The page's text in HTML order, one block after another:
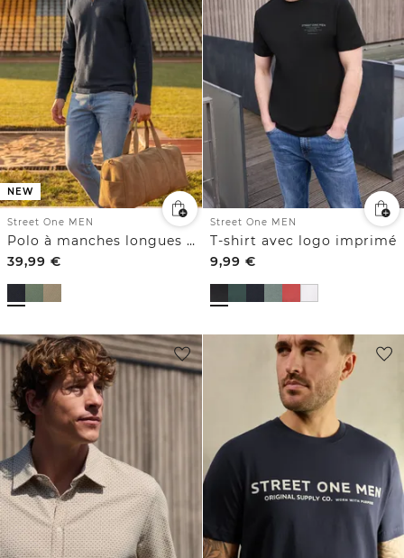
NEW
Street One MEN
Polo à manches longues avec fermeture éclair
39,99 €
Street One MEN
T-shirt avec logo imprimé
9,99 €